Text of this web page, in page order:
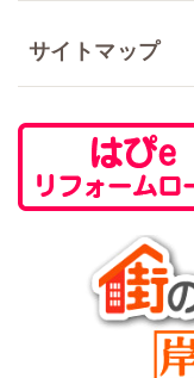
サイトマップ